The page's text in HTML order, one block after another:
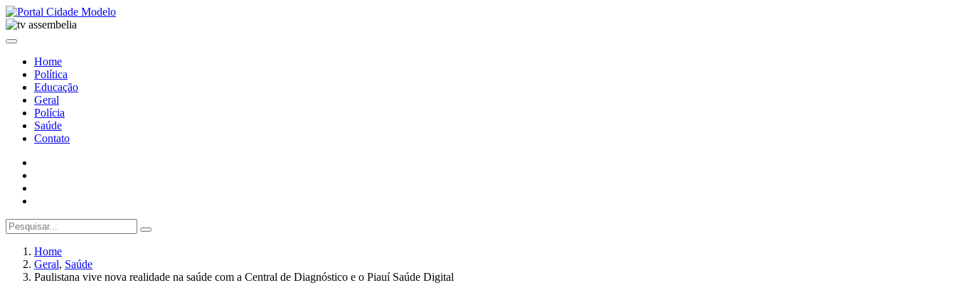
Home
Política
Educação
Geral
Polícia
Saúde
Contato
Home
Geral, Saúde
Paulistana vive nova realidade na saúde com a Central de Diagnóstico e o Piauí Saúde Digital